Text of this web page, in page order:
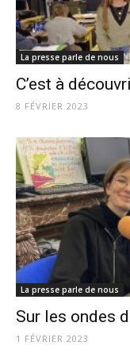
La presse parle de nous
C’est à
8 FÉVRIER 2023
La presse parle de nous
Sur les ondes
1 FÉVRIER 2023